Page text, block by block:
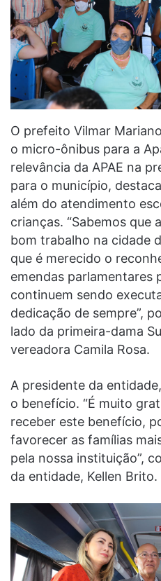
O prefeito Vilmar
o micro-ônibus para a
relevância da APAE na
para o município,
além do atendimento
crianças. “Sabemos que
bom trabalho na cidade
que é merecido o
emendas parlamentares
continuem sendo
dedicação de sempre”,
lado da primeira-dama
vereadora Camila Rosa.
A presidente da
o benefício. “É muito
receber este benefício,
favorecer as famílias
pela nossa instituição”,
da entidade, Kellen Brito.